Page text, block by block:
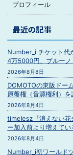
プロフィール
最近の記事
Number_i チケット代
4万5000円、ブルー
2026年8月8日
DOMOTOの東阪ドー
原盤権（音源権利）
2026年8月4日
timelesz『消えない花
ー加入前より増えてい
2026年8月4日
Number_i初ワールド